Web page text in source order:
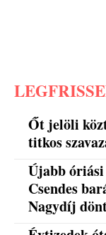
Őt jelöli
titkos
Újabb
Csendes
Nagydíj